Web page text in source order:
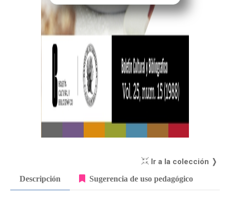
Ir a la colección ❭
Descripción Sugerencia de uso pedagógico